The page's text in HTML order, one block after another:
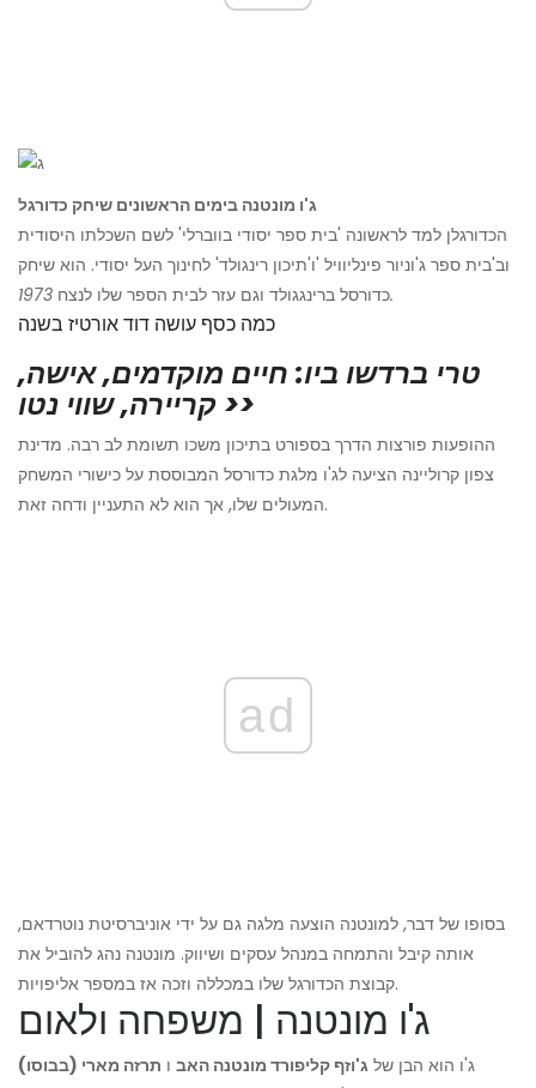
ג'ו מונטנה בימים הראשונים שיחק כדורגל
הכדורגלן למד לראשונה 'בית ספר יסודי בווברלי' לשם השכלתו היסודית
וב'בית ספר ג'וניור פינליוויל 'ו'תיכון רינגולד' לחינוך העל יסודי. הוא שיחק
כדורסל ברינגגולד וגם עזר לבית הספר שלו לנצח1973.
כמה כסף עושה דוד אורטיז בשנה
טרי ברדשו ביו: חיים מוקדמים, אישה,
קריירה, שווי נטו >>
ההופעות פורצות הדרך בספורט בתיכון משכו תשומת לב רבה. מדינת
צפון קרוליינה הציעה לג'ו מלגת כדורסל המבוססת על כישורי המשחק
המעולים שלו, אך הוא לא התעניין ודחה זאת.
ad
בסופו של דבר, למונטנה הוצעה מלגה גם על ידי אוניברסיטת נוטרדאם,
אותה קיבל והתמחה במנהל עסקים ושיווק. מונטנה נהג להוביל את
קבוצת הכדורגל שלו במכללה וזכה אז במספר אליפויות.
ג'ו מונטנה | משפחה ולאום
ג'ו הוא הבן של ג'וזף קליפורד מונטנה האב ו תרזה מארי (בבוסו)